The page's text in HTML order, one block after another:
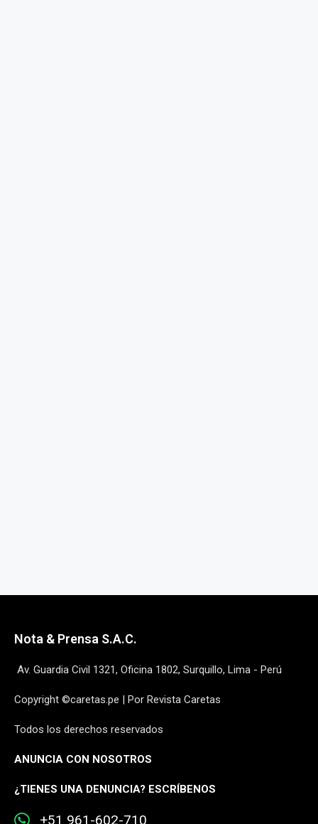
Nota & Prensa S.A.C.
Av. Guardia Civil 1321, Oficina 1802, Surquillo, Lima - Perú
Copyright ©caretas.pe | Por Revista Caretas
Todos los derechos reservados
ANUNCIA CON NOSOTROS
¿TIENES UNA DENUNCIA? ESCRÍBENOS
+51 961-602-710